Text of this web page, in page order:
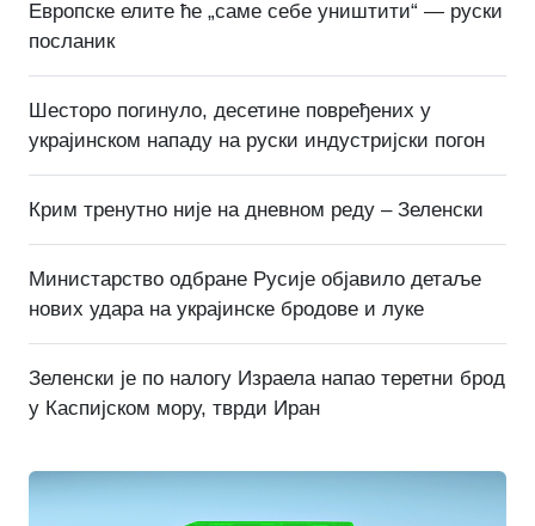
Европске елите ће „саме себе уништити“ — руски
посланик
Шесторо погинуло, десетине повређених у
украјинском нападу на руски индустријски погон
Крим тренутно није на дневном реду – Зеленски
Министарство одбране Русије објавило детаље
нових удара на украјинске бродове и луке
Зеленски је по налогу Израела напао теретни брод
у Каспијском мору, тврди Иран